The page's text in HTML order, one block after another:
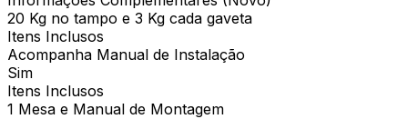
20 Kg no tampo e 3 Kg cada gaveta
Itens Inclusos
Acompanha Manual de Instalação
Sim
Itens Inclusos
1 Mesa e Manual de Montagem